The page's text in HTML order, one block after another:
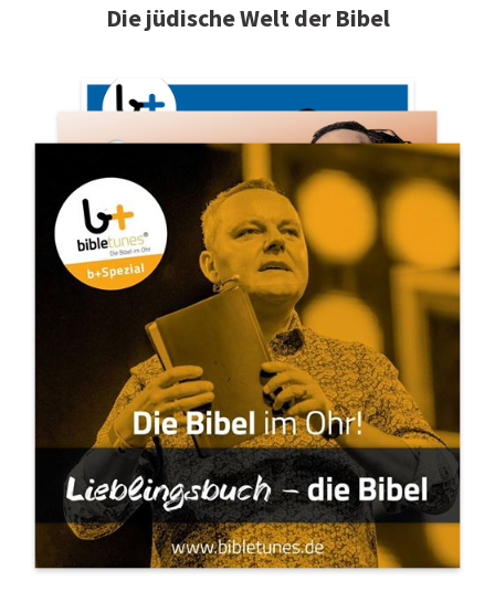
Die jüdische Welt der Bibel